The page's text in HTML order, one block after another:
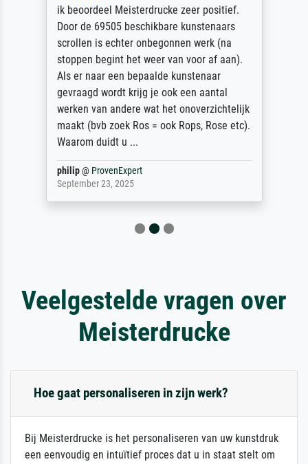
ik beoordeel Meisterdrucke zeer positief.
Door de 69505 beschikbare kunstenaars
scrollen is echter onbegonnen werk (na
stoppen begint het weer van voor af aan).
Als er naar een bepaalde kunstenaar
gevraagd wordt krijg je ook een aantal
werken van andere wat het onoverzichtelijk
maakt (bvb zoek Ros = ook Rops, Rose etc).
Waarom duidt u ...
philip@ ProvenExpert
September 23, 2025
Veelgestelde vragen over
Meisterdrucke
Hoe gaat personaliseren in zijn werk?
Bij Meisterdrucke is het personaliseren van uw kunstdruk
een eenvoudig en intuïtief proces dat u in staat stelt om